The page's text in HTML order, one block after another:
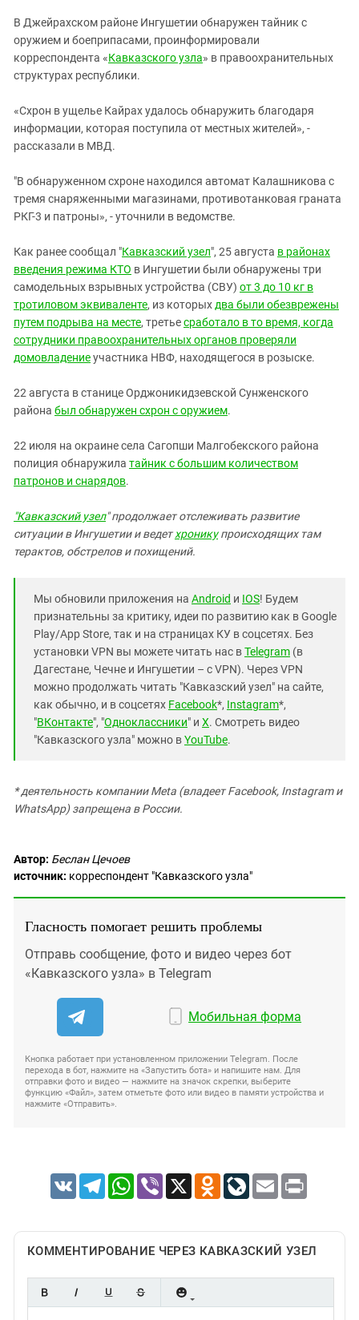
КАВКАЗ ЗА ПАЛЕСТИНУ
ИНАКОМЫСЛИЕ В ЧЕЧНЕ
ПРЕСЛЕДОВАНИЕ АКТИВИСТОВ
Ингушетия
Кабардино-Балкария
Карачаево-Черкесия
Краснодарский край
Российская Федерация
Ростовская область
СКФО
Ставропольский край
Чечня
Южная Осетия
Южный Кавказ
ЮФО
В Джейрахском районе Ингушетии обнаружен тайник с
оружием и боеприпасами, проинформировали
корреспондента «Кавказского узла» в правоохранительных
структурах республики.
«Схрон в ущелье Кайрах удалось обнаружить благодаря
информации, которая поступила от местных жителей», -
рассказали в МВД.
"В обнаруженном схроне находился автомат Калашникова с
тремя снаряженными магазинами, противотанковая граната
РКГ-3 и патроны», - уточнили в ведомстве.
Как ранее сообщал "Кавказский узел", 25 августа в районах
введения режима КТО в Ингушетии были обнаружены три
самодельных взрывных устройства (СВУ) от 3 до 10 кг в
тротиловом эквиваленте, из которых два были обезврежены
путем подрыва на месте, третьесработало в то время, когда
сотрудники правоохранительных органов проверяли
домовладениеучастника НВФ, находящегося в розыске.
22 августа в станице Орджоникидзевской Сунженского
района был обнаружен схрон с оружием.
22 июля на окраине села Сагопши Малгобекского района
полиция обнаружила тайник с большим количеством
патронов и снарядов.
"Кавказский узел" продолжает отслеживать развитие
ситуации в Ингушетии и ведетхроникупроисходящих там
терактов, обстрелов и похищений.
Мы обновили приложения на Android и IOS! Будем
признательны за критику, идеи по развитию как в Google
Play/App Store, так и на страницах КУ в соцсетях. Без
установки VPN вы можете читать нас вTelegram (в
Дагестане, Чечне и Ингушетии – с VPN). Через VPN
можно продолжать читать "Кавказский узел" на сайте,
как обычно, и в соцсетях Facebook*, Instagram*,
"ВКонтакте", "Одноклассники" и X. Смотреть видео
"Кавказского узла" можно вYouTube.
* деятельность компании Meta (владеет Facebook, Instagram и
WhatsApp) запрещена в России.
Автор: Беслан Цечоев
источник: корреспондент "Кавказского узла"
Гласность помогает решить проблемы
Отправь сообщение, фото и видео через бот
«Кавказского узла» в Telegram
Мобильная форма
Кнопка работает при установленном приложении Telegram. После
перехода в бот, нажмите на «Запустить бота» и напишите нам. Для
отправки фото и видео — нажмите на значок скрепки, выберите
функцию «Файл», затем отметьте фото или видео в памяти устройства и
нажмите «Отправить».
VK TelegramWhatsApp
Viber X Odnoklassniki
LiveJournal
Email Print
КОММЕНТИРОВАНИЕ ЧЕРЕЗ КАВКАЗСКИЙ УЗЕЛ